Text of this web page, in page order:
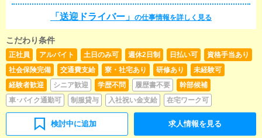
ります。
「送迎ドライバー」 の仕事情報を詳しく見る
こだわり条件
正社員 アルバイト 土日のみ可 週休2日制 日払い可
資格手当あり
社会保険完備
交通費支給 寮・社宅あり 研修あり
未経験可
経験者歓迎
シニア歓迎 学歴不問 履歴書不要
幹部候補
車･バイク通勤可
制服貸与 入社祝い金支給 在宅ワーク可
検討中に追加 求人情報を見る